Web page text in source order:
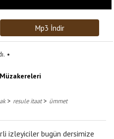
Mp3 İndir
> resule itaat> ümmet
izleyiciler bugün dersimize